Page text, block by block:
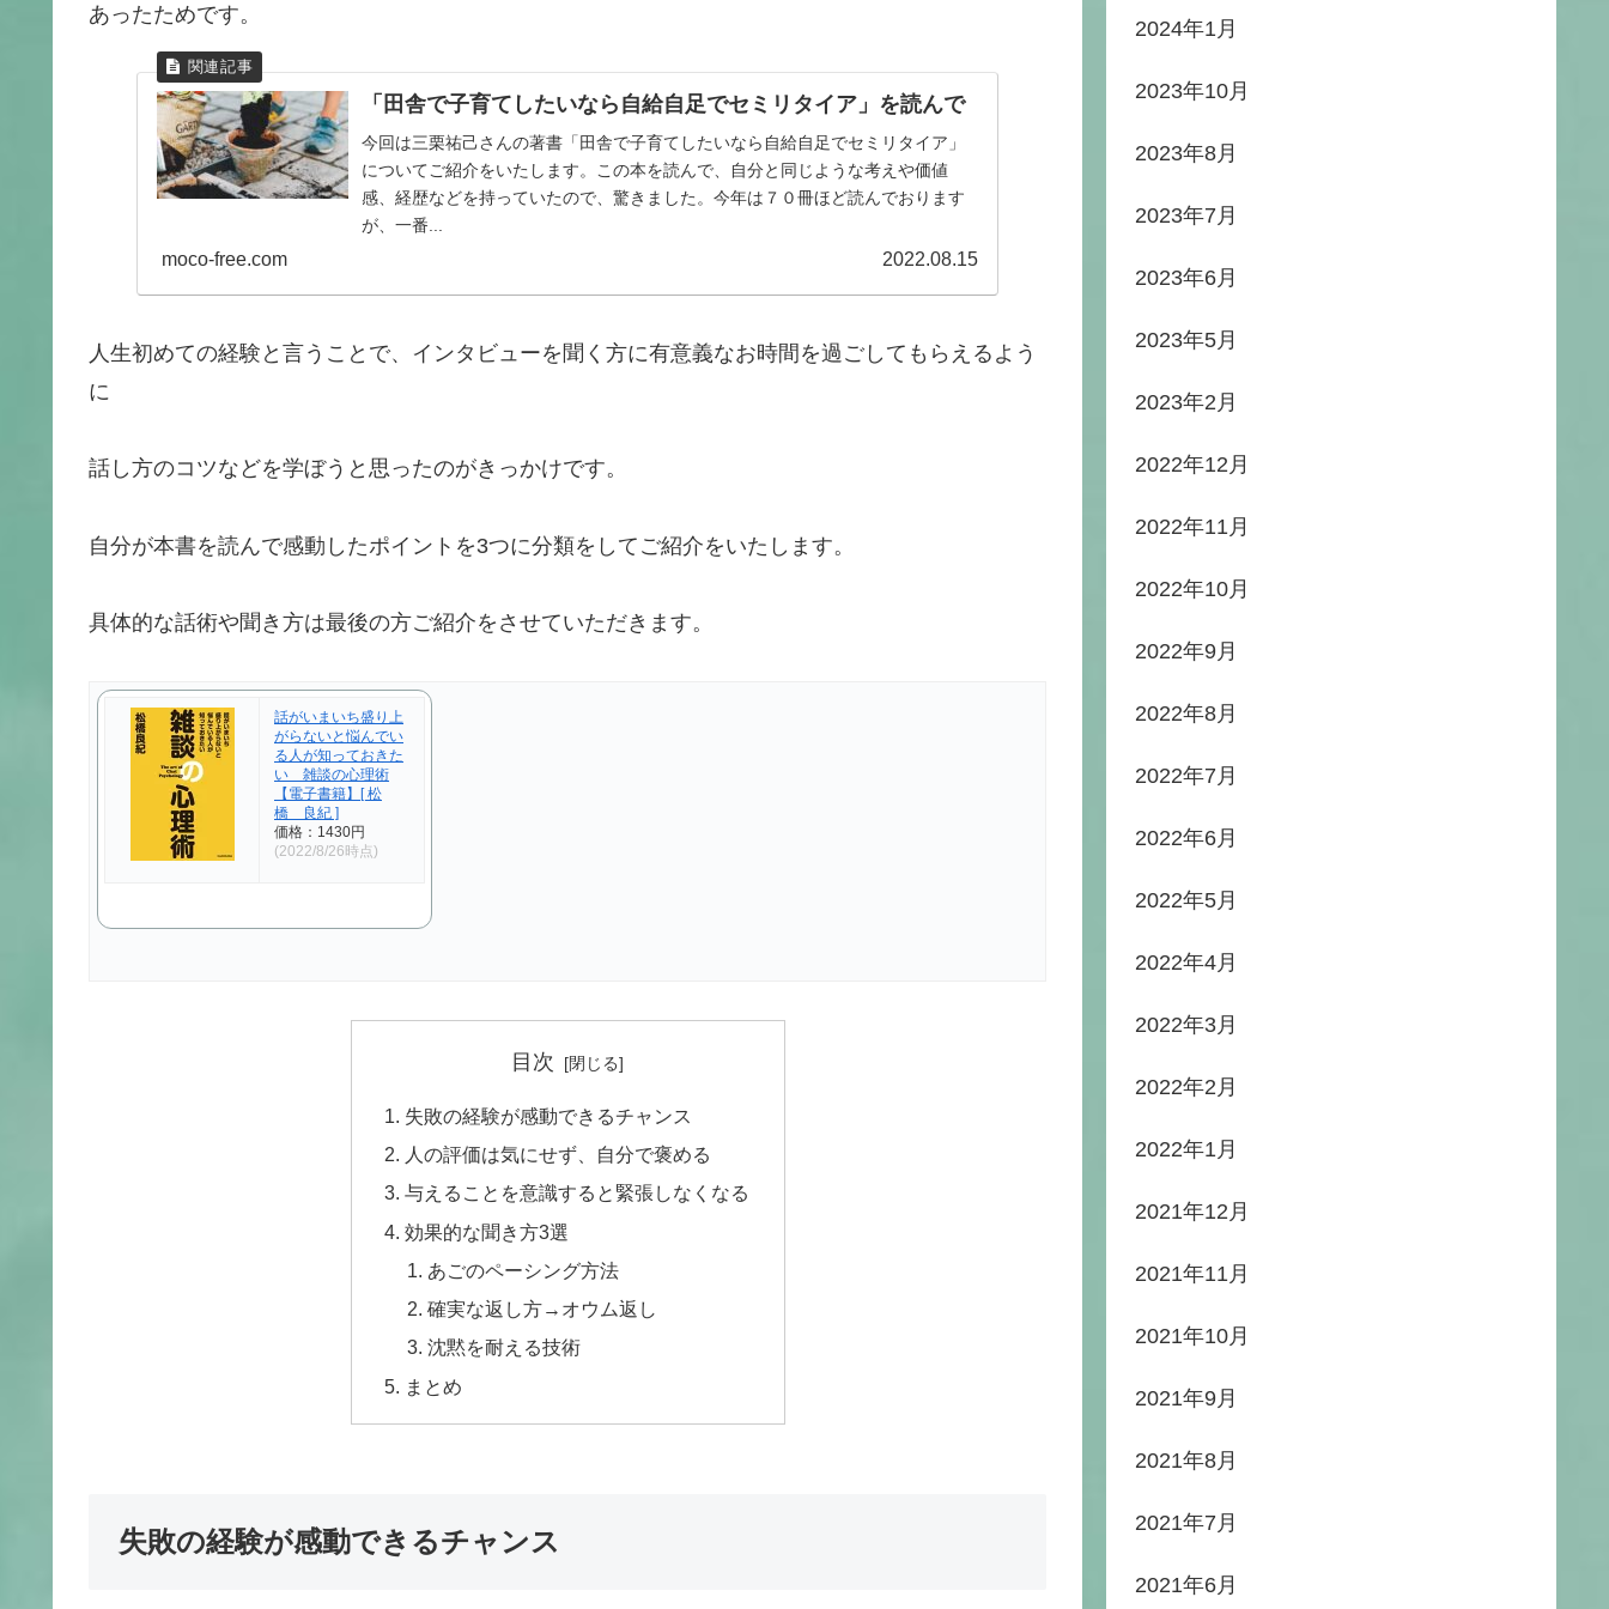
あったためです。
「田舎で子育てしたいなら自給自足でセミリタイア」を読んで
今回は三栗祐己さんの著書「田舎で子育てしたいなら自給自足でセミリタイア」
についてご紹介をいたします。この本を読んで、自分と同じような考えや価値
感、経歴などを持っていたので、驚きました。今年は７０冊ほど読んでおります
が、一番...
moco-free.com 2022.08.15
人生初めての経験と言うことで、インタビューを聞く方に有意義なお時間を過ごしてもらえるよう
に
話し方のコツなどを学ぼうと思ったのがきっかけです。
自分が本書を読んで感動したポイントを3つに分類をしてご紹介をいたします。
具体的な話術や聞き方は最後の方ご紹介をさせていただきます。
話がいまいち盛り上
がらないと悩んでい
る人が知っておきた
い 雑談の心理術
【電子書籍】[ 松
橋 良紀 ]
価格：1430円
(2022/8/26時点)
目次
失敗の経験が感動できるチャンス
人の評価は気にせず、自分で褒める
与えることを意識すると緊張しなくなる
効果的な聞き方3選
あごのペーシング方法
確実な返し方→オウム返し
沈黙を耐える技術
まとめ
失敗の経験が感動できるチャンス
2024年1月
2023年10月
2023年8月
2023年7月
2023年6月
2023年5月
2023年2月
2022年12月
2022年11月
2022年10月
2022年9月
2022年8月
2022年7月
2022年6月
2022年5月
2022年4月
2022年3月
2022年2月
2022年1月
2021年12月
2021年11月
2021年10月
2021年9月
2021年8月
2021年7月
2021年6月